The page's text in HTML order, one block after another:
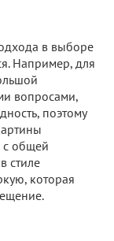
в выборе
Например, для
вопросами,
поэтому
с общей
стиле
которая